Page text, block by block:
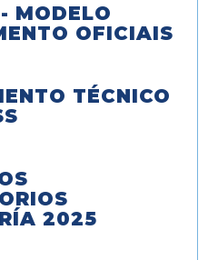
MODELO
OFICIAIS
TÉCNICO
2025